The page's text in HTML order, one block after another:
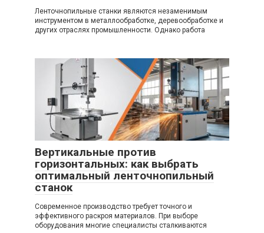
Ленточнопильные станки являются незаменимым
инструментом в металлообработке, деревообработке и
других отраслях промышленности. Однако работа
Вертикальные против
горизонтальных: как выбрать
оптимальный ленточнопильный
станок
Современное производство требует точного и
эффективного раскроя материалов. При выборе
оборудования многие специалисты сталкиваются